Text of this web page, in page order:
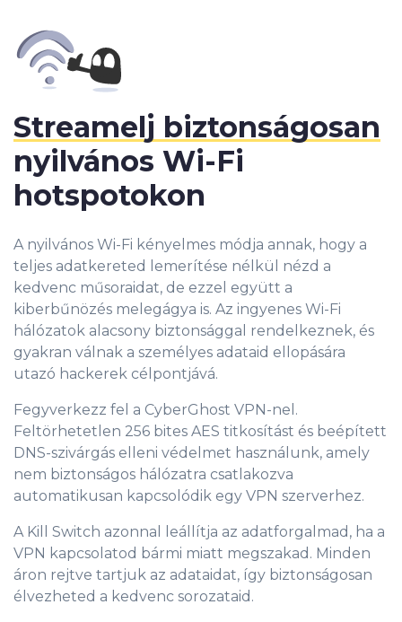
Streamelj biztonságosan
nyilvános Wi-Fi
hotspotokon
A nyilvános Wi-Fi kényelmes módja annak, hogy a
teljes adatkereted lemerítése nélkül nézd a
kedvenc műsoraidat, de ezzel együtt a
kiberbűnözés melegágya is. Az ingyenes Wi-Fi
hálózatok alacsony biztonsággal rendelkeznek, és
gyakran válnak a személyes adataid ellopására
utazó hackerek célpontjává.
Fegyverkezz fel a CyberGhost VPN-nel.
Feltörhetetlen 256 bites AES titkosítást és beépített
DNS-szivárgás elleni védelmet használunk, amely
nem biztonságos hálózatra csatlakozva
automatikusan kapcsolódik egy VPN szerverhez.
A Kill Switch azonnal leállítja az adatforgalmad, ha a
VPN kapcsolatod bármi miatt megszakad. Minden
áron rejtve tartjuk az adataidat, így biztonságosan
élvezheted a kedvenc sorozataid.